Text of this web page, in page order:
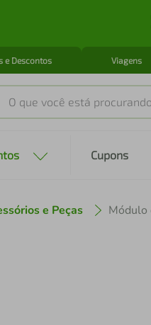
e Descontos Viagens
que você está procurando?
Cupons
e Peças
cafeteira